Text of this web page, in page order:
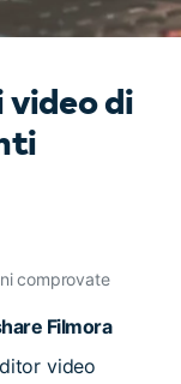
di
comprovate
Filmora
video